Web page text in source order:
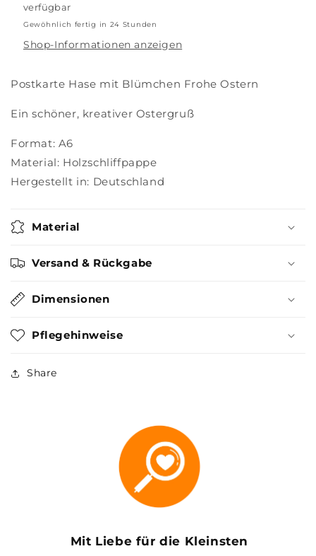
verfügbar
Gewöhnlich fertig in 24 Stunden
Shop-Informationen anzeigen
Postkarte Hase mit Blümchen Frohe Ostern
Ein schöner, kreativer Ostergruß
Format: A6
Material: Holzschliffpappe
Hergestellt in: Deutschland
Material
Versand & Rückgabe
Dimensionen
Pflegehinweise
Share
Mit Liebe für die Kleinsten